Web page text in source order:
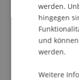
School/Professur:
An-Institut
werden.
hingegen
und
werden.
Weitere